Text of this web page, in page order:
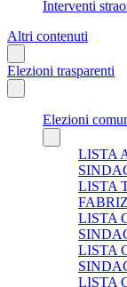
Interventi
Altri contenuti
Elezioni trasparenti
Elezioni
LISTA
LISTA
LISTA
LISTA
LISTA